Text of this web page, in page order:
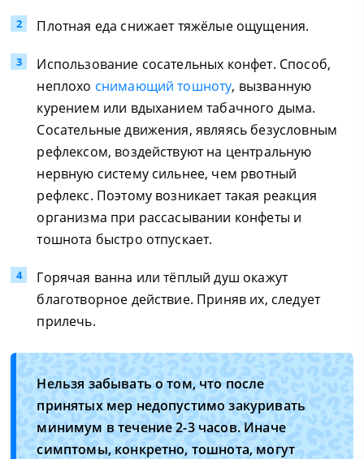
Плотная еда снижает тяжёлые ощущения.
Использование сосательных конфет. Способ,
неплохо снимающий тошноту, вызванную
курением или вдыханием табачного дыма.
Сосательные движения, являясь безусловным
рефлексом, воздействуют на центральную
нервную систему сильнее, чем рвотный
рефлекс. Поэтому возникает такая реакция
организма при рассасывании конфеты и
тошнота быстро отпускает.
Горячая ванна или тёплый душ окажут
благотворное действие. Приняв их, следует
прилечь.
Нельзя забывать о том, что после
принятых мер недопустимо закуривать
минимум в течение 2-3 часов. Иначе
симптомы, конкретно, тошнота, могут